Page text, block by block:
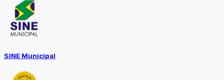
SINE Municipal